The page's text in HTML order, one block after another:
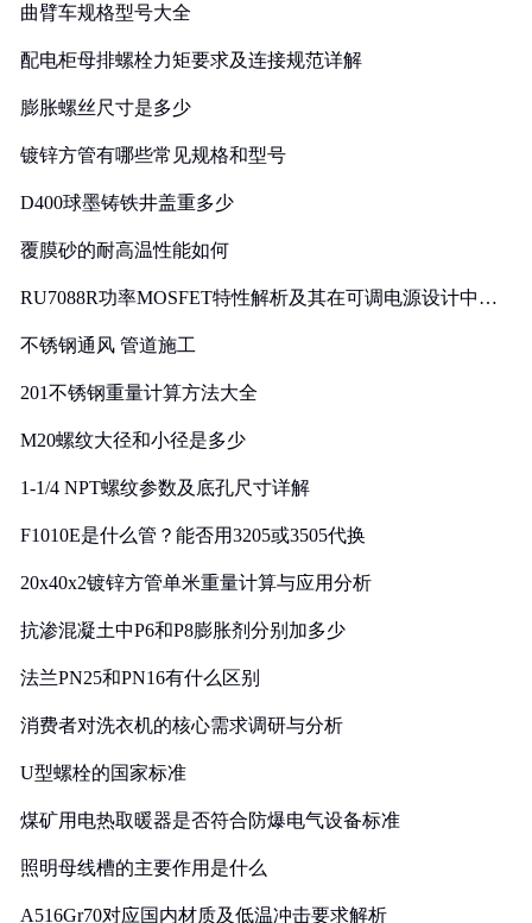
曲臂车规格型号大全
配电柜母排螺栓力矩要求及连接规范详解
膨胀螺丝尺寸是多少
镀锌方管有哪些常见规格和型号
D400球墨铸铁井盖重多少
覆膜砂的耐高温性能如何
RU7088R功率MOSFET特性解析及其在可调电源设计中的
不锈钢通风 管道施工
201不锈钢重量计算方法大全
M20螺纹大径和小径是多少
1-1/4 NPT螺纹参数及底孔尺寸详解
F1010E是什么管？能否用3205或3505代换
20x40x2镀锌方管单米重量计算与应用分析
抗渗混凝土中P6和P8膨胀剂分别加多少
法兰PN25和PN16有什么区别
消费者对洗衣机的核心需求调研与分析
U型螺栓的国家标准
煤矿用电热取暖器是否符合防爆电气设备标准
照明母线槽的主要作用是什么
A516Gr70对应国内材质及低温冲击要求解析